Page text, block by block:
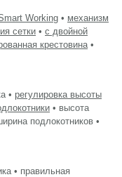
Working • механизм
сетки • с двойной
крестовина•
• регулировка высоты
• высота
подлокотников •
• правильная